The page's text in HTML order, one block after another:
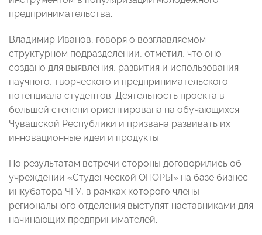
предпринимательства.
Владимир Иванов, говоря о возглавляемом
структурном подразделении, отметил, что оно
создано для выявления, развития и использования
научного, творческого и предпринимательского
потенциала студентов. Деятельность проекта в
большей степени ориентирована на обучающихся
Чувашской Республики и призвана развивать их
инновационные идеи и продукты.
По результатам встречи стороны договорились об
учреждении «Студенческой ОПОРЫ» на базе бизнес-
инкубатора ЧГУ, в рамках которого члены
регионального отделения выступят наставниками для
начинающих предпринимателей.